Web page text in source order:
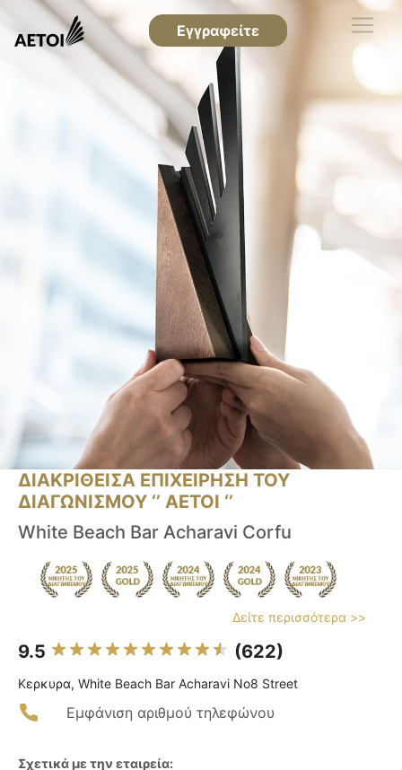
Εγγραφείτε
ΔΙΑΚΡΙΘΕΙΣΑ ΕΠΙΧΕΙΡΗΣΗ ΤΟΥ
ΔΙΑΓΩΝΙΣΜΟΥ ‘’ ΑΕΤΟΙ ‘’
White Beach Bar Acharavi Corfu
Δείτε περισσότερα >>
9.5 (622)
Κερκυρα, White Beach Bar Acharavi No8 Street
Εμφάνιση αριθμού τηλεφώνου
Σχετικά με την εταιρεία: